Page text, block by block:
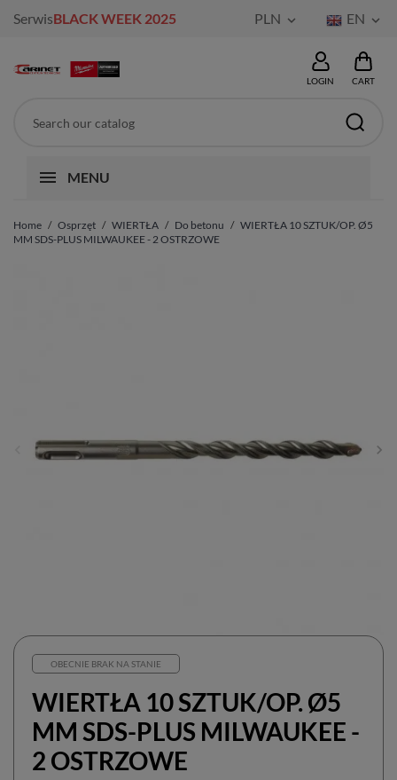
SerwisBLACK WEEK 2025 PLN  EN 
LOGIN CART
MENU
Home Osprzęt WIERTŁA Do betonu
WIERTŁA 10 SZTUK/OP. Ø5
MM SDS-PLUS MILWAUKEE - 2 OSTRZOWE
OBECNIE BRAK NA STANIE
WIERTŁA 10 SZTUK/OP. Ø5
MM SDS-PLUS MILWAUKEE -
2 OSTRZOWE